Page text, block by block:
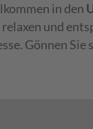
in den
und
Gönnen Sie